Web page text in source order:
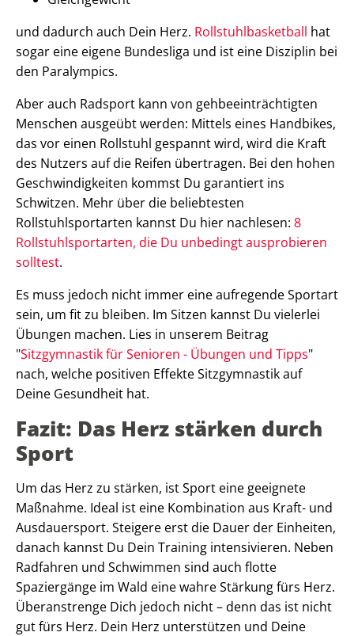
und dadurch auch Dein Herz. Rollstuhlbasketball hat
sogar eine eigene Bundesliga und ist eine Disziplin bei
den Paralympics.
Aber auch Radsport kann von gehbeeinträchtigten
Menschen ausgeübt werden: Mittels eines Handbikes,
das vor einen Rollstuhl gespannt wird, wird die Kraft
des Nutzers auf die Reifen übertragen. Bei den hohen
Geschwindigkeiten kommst Du garantiert ins
Schwitzen. Mehr über die beliebtesten
Rollstuhlsportarten kannst Du hier nachlesen: 8
Rollstuhlsportarten, die Du unbedingt ausprobieren
solltest.
Es muss jedoch nicht immer eine aufregende Sportart
sein, um fit zu bleiben. Im Sitzen kannst Du vielerlei
Übungen machen. Lies in unserem Beitrag
"Sitzgymnastik für Senioren - Übungen und Tipps"
nach, welche positiven Effekte Sitzgymnastik auf
Deine Gesundheit hat.
Fazit: Das Herz stärken durch
Sport
Um das Herz zu stärken, ist Sport eine geeignete
Maßnahme. Ideal ist eine Kombination aus Kraft- und
Ausdauersport. Steigere erst die Dauer der Einheiten,
danach kannst Du Dein Training intensivieren. Neben
Radfahren und Schwimmen sind auch flotte
Spaziergänge im Wald eine wahre Stärkung fürs Herz.
Überanstrenge Dich jedoch nicht – denn das ist nicht
gut fürs Herz. Dein Herz unterstützen und Deine